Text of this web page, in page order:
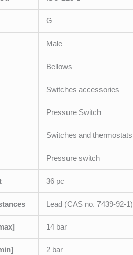
G
Male
Bellows
Switches accessories
Pressure Switch
Switches and thermostats
Pressure switch
36 pc
Lead (CAS no. 7439-92-1)
14 bar
2 bar